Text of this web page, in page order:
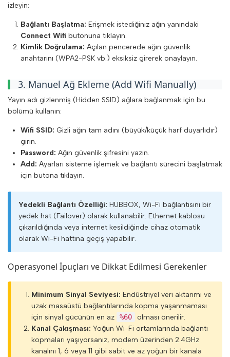
Giriş
Genel
Yapılandırma Rehberi
HUBBOX Panel Erişimi
Genel
HUBBOX Panele giriş
Eğer bir hubbox.io üyeliğiniz varsa
Giriş yaptınız. "Hesabım" menüsü
izleyin:
Bağlantı Başlatma: Erişmek istediğiniz ağın yanındaki
Connect Wifi butonuna tıklayın.
Kimlik Doğrulama: Açılan pencerede ağın güvenlik
anahtarını (WPA2-PSK vb.) eksiksiz girerek onaylayın.
3. Manuel Ağ Ekleme (Add Wifi Manually)
Yayın adı gizlenmiş (Hidden SSID) ağlara bağlanmak için bu
bölümü kullanın:
Wifi SSID: Gizli ağın tam adını (büyük/küçük harf duyarlıdır)
girin.
Password: Ağın güvenlik şifresini yazın.
Add: Ayarları sisteme işlemek ve bağlantı sürecini başlatmak
için butona tıklayın.
Yedekli Bağlantı Özelliği: HUBBOX, Wi-Fi bağlantısını bir
yedek hat (Failover) olarak kullanabilir. Ethernet kablosu
çıkarıldığında veya internet kesildiğinde cihaz otomatik
olarak Wi-Fi hattına geçiş yapabilir.
Operasyonel İpuçları ve Dikkat Edilmesi Gerekenler
Minimum Sinyal Seviyesi: Endüstriyel veri aktarımı ve
uzak masaüstü bağlantılarında kopma yaşanmaması
için sinyal gücünün en az
%60
olması önerilir.
Kanal Çakışması: Yoğun Wi-Fi ortamlarında bağlantı
kopmaları yaşıyorsanız, modem üzerinden 2.4GHz
kanalını 1, 6 veya 11 gibi sabit ve az yoğun bir kanala